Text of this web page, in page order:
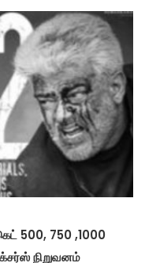
500, 750 ,1000
நிறுவனம்